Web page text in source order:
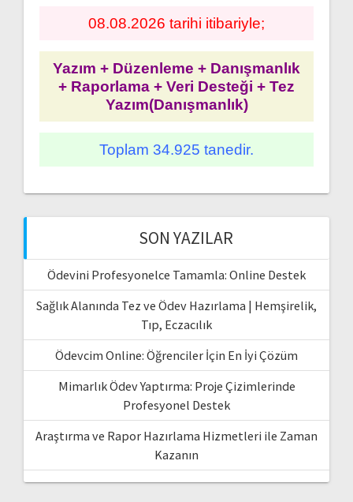
08.08.2026 tarihi itibariyle;
Yazım + Düzenleme + Danışmanlık
+ Raporlama + Veri Desteği + Tez
Yazım(Danışmanlık)
Toplam 34.925 tanedir.
SON YAZILAR
Ödevini Profesyonelce Tamamla: Online Destek
Sağlık Alanında Tez ve Ödev Hazırlama | Hemşirelik,
Tıp, Eczacılık
Ödevcim Online: Öğrenciler İçin En İyi Çözüm
Mimarlık Ödev Yaptırma: Proje Çizimlerinde
Profesyonel Destek
Araştırma ve Rapor Hazırlama Hizmetleri ile Zaman
Kazanın